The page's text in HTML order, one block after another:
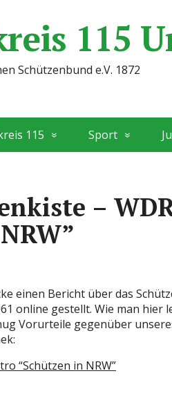
115
Schützenbund e.V. 1872
115 Sport
–
einen Bericht über das
online gestellt. Wie man hier
Vorurteile gegenüber
“Schützen in NRW”